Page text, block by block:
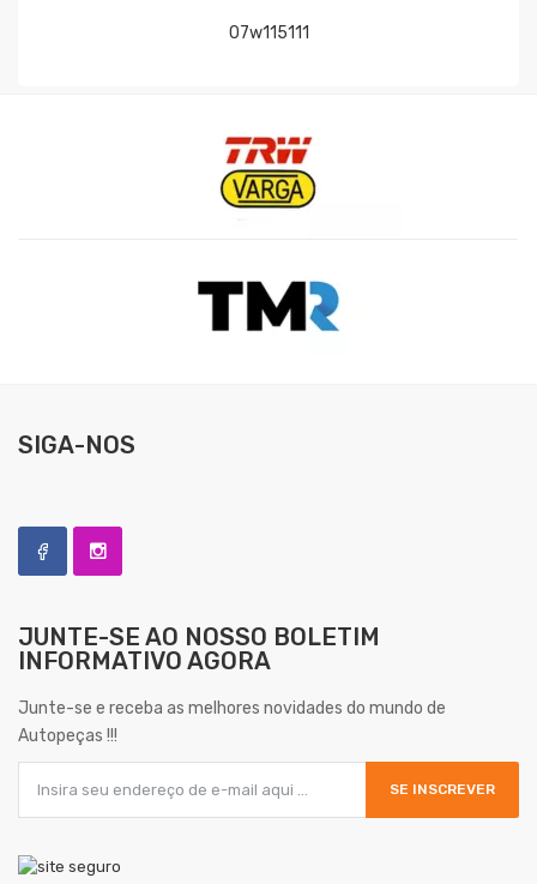
07w115111
SIGA-NOS
JUNTE-SE AO NOSSO BOLETIM
INFORMATIVO AGORA
Junte-se e receba as melhores novidades do mundo de
Autopeças !!!
SE INSCREVER